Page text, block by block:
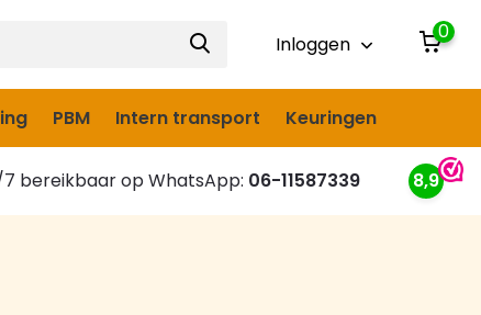
Inloggen
0
PBM Intern transport Keuringen
bereikbaar op WhatsApp: 06-11587339 8,9